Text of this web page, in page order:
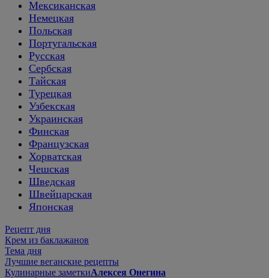
Мексиканская
Немецкая
Польская
Португальская
Русская
Сербская
Тайская
Турецкая
Узбекская
Украинская
Финская
Французская
Хорватская
Чешская
Шведская
Швейцарская
Японская
Рецепт дня
Крем из баклажанов
Тема дня
Лучшие веганские рецепты
Кулинарные заметкиАлексея Онегина